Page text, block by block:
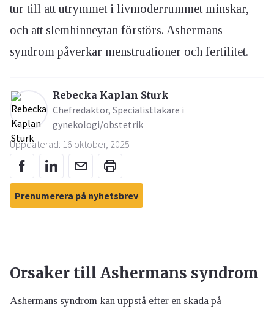
tur till att utrymmet i livmoderrummet minskar,
och att slemhinneytan förstörs. Ashermans
syndrom påverkar menstruationer och fertilitet.
Rebecka Kaplan Sturk
Chefredaktör, Specialistläkare i
gynekologi/obstetrik
Uppdaterad: 16 oktober, 2025
Prenumerera på nyhetsbrev
Orsaker till Ashermans syndrom
Ashermans syndrom kan uppstå efter en skada på